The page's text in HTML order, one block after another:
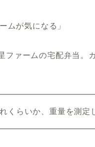
ムが気になる」
ファームの宅配弁当。
くらいか、重量を測定